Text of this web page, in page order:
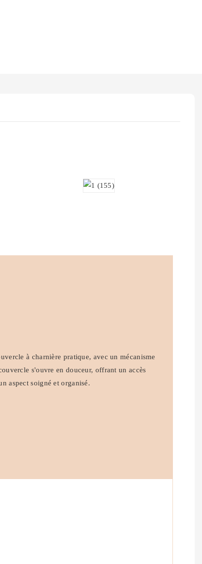
à charnière pratique, avec un mécanisme
s'ouvre en douceur, offrant un accès
aspect soigné et organisé.